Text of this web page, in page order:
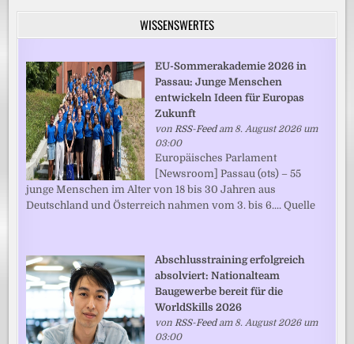
WISSENSWERTES
EU-Sommerakademie 2026 in
Passau: Junge Menschen
entwickeln Ideen für Europas
Zukunft
von RSS-Feedam 8. August 2026 um
03:00
Europäisches Parlament
[Newsroom] Passau (ots) – 55
junge Menschen im Alter von 18 bis 30 Jahren aus
Deutschland und Österreich nahmen vom 3. bis 6.... Quelle
Abschlusstraining erfolgreich
absolviert: Nationalteam
Baugewerbe bereit für die
WorldSkills 2026
vonRSS-Feedam 8. August 2026 um
03:00